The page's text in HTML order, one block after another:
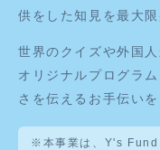
供をした知見を最大
世界のクイズや外国
オリジナルプログラ
さを伝えるお手伝いを
※本事業は、Y's Fund